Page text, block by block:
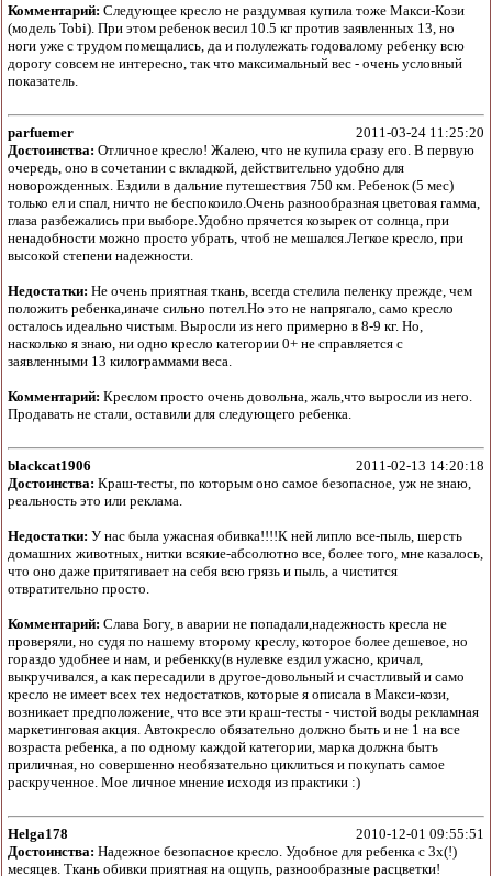
Комментарий: Следующее кресло не раздумвая купила тоже Макси-Кози
(модель Tobi). При этом ребенок весил 10.5 кг против заявленных 13, но
ноги уже с трудом помещались, да и полулежать годовалому ребенку всю
дорогу совсем не интересно, так что максимальный вес - очень условный
показатель.
parfuemer
2011-03-24 11:25:20
Достоинства: Отличное кресло! Жалею, что не купила сразу его. В первую
очередь, оно в сочетании с вкладкой, действительно удобно для
новорожденных. Ездили в дальние путешествия 750 км. Ребенок (5 мес)
только ел и спал, ничто не беспокоило.Очень разнообразная цветовая гамма,
глаза разбежались при выборе.Удобно прячется козырек от солнца, при
ненадобности можно просто убрать, чтоб не мешался.Легкое кресло, при
высокой степени надежности.
Недостатки: Не очень приятная ткань, всегда стелила пеленку прежде, чем
положить ребенка,иначе сильно потел.Но это не напрягало, само кресло
осталось идеально чистым. Выросли из него примерно в 8-9 кг. Но,
насколько я знаю, ни одно кресло категории 0+ не справляется с
заявленными 13 килограммами веса.
Комментарий: Креслом просто очень довольна, жаль,что выросли из него.
Продавать не стали, оставили для следующего ребенка.
blackcat1906
2011-02-13 14:20:18
Достоинства: Краш-тесты, по которым оно самое безопасное, уж не знаю,
реальность это или реклама.
Недостатки: У нас была ужасная обивка!!!!К ней липло все-пыль, шерсть
домашних животных, нитки всякие-абсолютно все, более того, мне казалось,
что оно даже притягивает на себя всю грязь и пыль, а чистится
отвратительно просто.
Комментарий: Слава Богу, в аварии не попадали,надежность кресла не
проверяли, но судя по нашему второму креслу, которое более дешевое, но
гораздо удобнее и нам, и ребенкку(в нулевке ездил ужасно, кричал,
выкручивался, а как пересадили в другое-довольный и счастливый и само
кресло не имеет всех тех недостатков, которые я описала в Макси-кози,
возникает предположение, что все эти краш-тесты - чистой воды рекламная
маркетинговая акция. Автокресло обязательно должно быть и не 1 на все
возраста ребенка, а по одному каждой категории, марка должна быть
приличная, но совершенно необязательно циклиться и покупать самое
раскрученное. Мое личное мнение исходя из практики :)
Helga178
2010-12-01 09:55:51
Достоинства: Надежное безопасное кресло. Удобное для ребенка с 3х(!)
месяцев. Ткань обивки приятная на ощупь, разнообразные расцветки!